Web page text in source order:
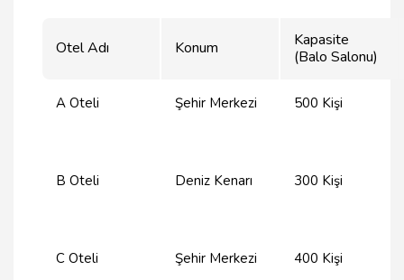
Otel Adı Konum
Kapasite
(Balo Salonu)
A Oteli Şehir Merkezi 500 Kişi
B Oteli Deniz Kenarı 300 Kişi
C Oteli Şehir Merkezi 400 Kişi